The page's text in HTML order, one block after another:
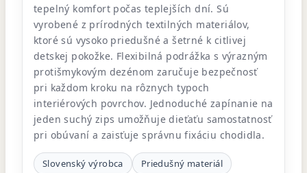
tepelný komfort počas teplejších dní. Sú
vyrobené z prírodných textilných materiálov,
ktoré sú vysoko priedušné a šetrné k citlivej
detskej pokožke. Flexibilná podrážka s výrazným
protišmykovým dezénom zaručuje bezpečnosť
pri každom kroku na rôznych typoch
interiérových povrchov. Jednoduché zapínanie na
jeden suchý zips umožňuje dieťaťu samostatnosť
pri obúvaní a zaisťuje správnu fixáciu chodidla.
Slovenský výrobca
Priedušný materiál